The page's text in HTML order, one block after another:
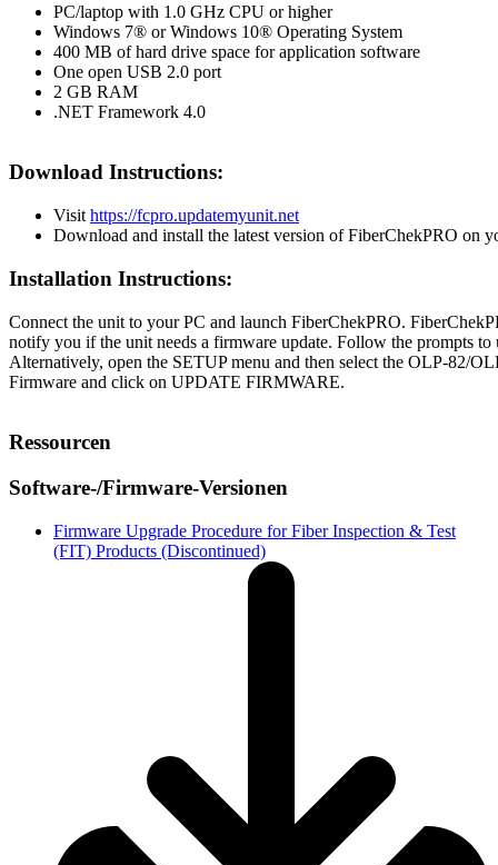
PC/laptop with 1.0 GHz CPU or higher
Windows 7® or Windows 10® Operating System
400 MB of hard drive space for application software
One open USB 2.0 port
2 GB RAM
.NET Framework 4.0
Download Instructions:
Visit https://fcpro.updatemyunit.net
Download and install the latest version of FiberChekPRO on
Installation Instructions:
Connect the unit to your PC and launch FiberChekPRO.
notify you if the unit needs a firmware update. Follow the prompts to
Alternatively, open the SETUP menu and then select the OLP-82/
Firmware and click on UPDATE FIRMWARE.
Ressourcen
Software-/Firmware-Versionen
Firmware Upgrade Procedure for Fiber Inspection & Test
(FIT) Products (Discontinued)